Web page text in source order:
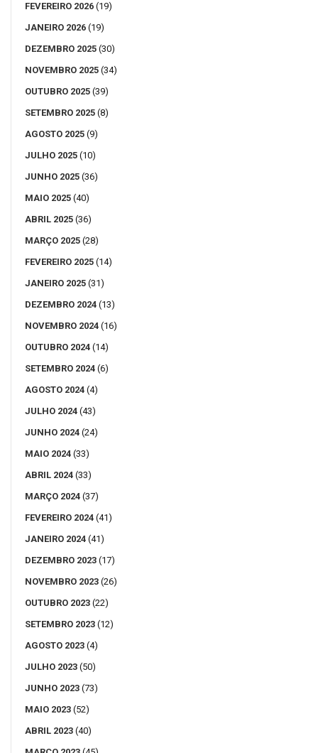
FEVEREIRO 2026 (19)
JANEIRO 2026 (19)
DEZEMBRO 2025 (30)
NOVEMBRO 2025 (34)
OUTUBRO 2025 (39)
SETEMBRO 2025 (8)
AGOSTO 2025 (9)
JULHO 2025 (10)
JUNHO 2025 (36)
MAIO 2025 (40)
ABRIL 2025 (36)
MARÇO 2025 (28)
FEVEREIRO 2025 (14)
JANEIRO 2025 (31)
DEZEMBRO 2024 (13)
NOVEMBRO 2024 (16)
OUTUBRO 2024 (14)
SETEMBRO 2024 (6)
AGOSTO 2024 (4)
JULHO 2024 (43)
JUNHO 2024 (24)
MAIO 2024 (33)
ABRIL 2024 (33)
MARÇO 2024 (37)
FEVEREIRO 2024 (41)
JANEIRO 2024 (41)
DEZEMBRO 2023 (17)
NOVEMBRO 2023 (26)
OUTUBRO 2023 (22)
SETEMBRO 2023 (12)
AGOSTO 2023 (4)
JULHO 2023 (50)
JUNHO 2023 (73)
MAIO 2023 (52)
ABRIL 2023 (40)